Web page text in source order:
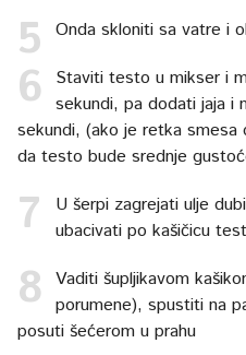
Onda skloniti sa vatre i
Staviti testo u mikser i
sekundi, pa dodati jaja i
sekundi, (ako je retka smesa
da testo bude srednje
U šerpi zagrejati ulje
ubacivati po kašičicu
Vaditi šupljikavom
porumene), spustiti na
posuti šećerom u prahu